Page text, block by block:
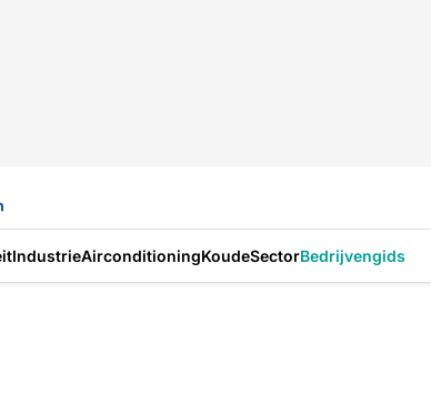
IndustrieAirconditioningKoudeSectorBedrijvengids